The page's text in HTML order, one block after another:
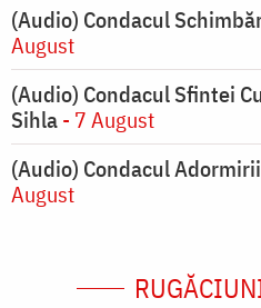
(Audio) Condacul
August
(Audio) Condacul Sfintei
Sihla- 7 August
(Audio) Condacul
August